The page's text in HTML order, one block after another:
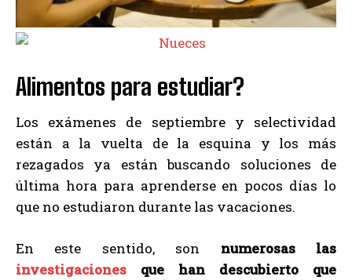
Alimentos para estudiar?
Los exámenes de septiembre y selectividad
están a la vuelta de la esquina y los más
rezagados ya están buscando soluciones de
última hora para aprenderse en pocos días lo
que no estudiaron durante las vacaciones.
En este sentido, son numerosas las
investigaciones que han descubierto que